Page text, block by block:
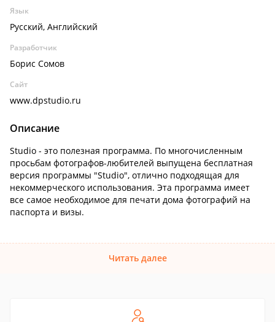
Язык
Русский, Английский
Разработчик
Борис Сомов
Сайт
www.dpstudio.ru
Описание
Studio - это полезная программа. По многочисленным
просьбам фотографов-любителей выпущена бесплатная
версия программы "Studio", отлично подходящая для
некоммерческого использования. Эта программа имеет
все самое необходимое для печати дома фотографий на
паспорта и визы.
Читать далее